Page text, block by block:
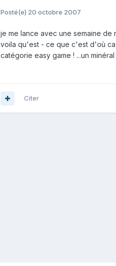
Posté(e) 20 octobre 2007
je me lance avec une semaine de
voila qu'est - ce que c'est d'où
catégorie easy game ! ...un
Citer